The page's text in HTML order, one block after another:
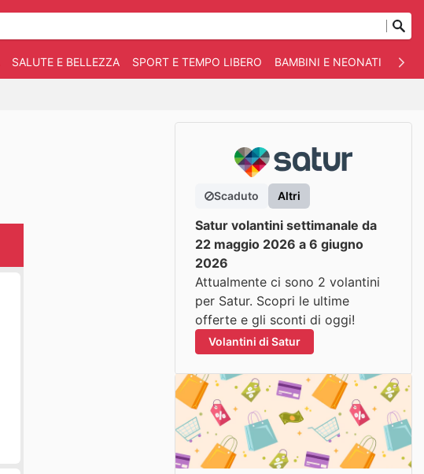
SALUTE E BELLEZZA SPORT E TEMPO LIBERO BAMBINI E NEONATI
Scaduto Altri
Satur volantini settimanale da
22 maggio 2026 a 6 giugno
2026
Attualmente ci sono 2 volantini
per Satur. Scopri le ultime
offerte e gli sconti di oggi!
Volantini di Satur